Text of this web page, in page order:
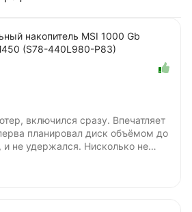
накопитель MSI 1000 Gb
(S78-440L980-P83)
включился сразу. Впечатляет
планировал диск объёмом до
и не удержался. Нисколько не
нужно удалять для